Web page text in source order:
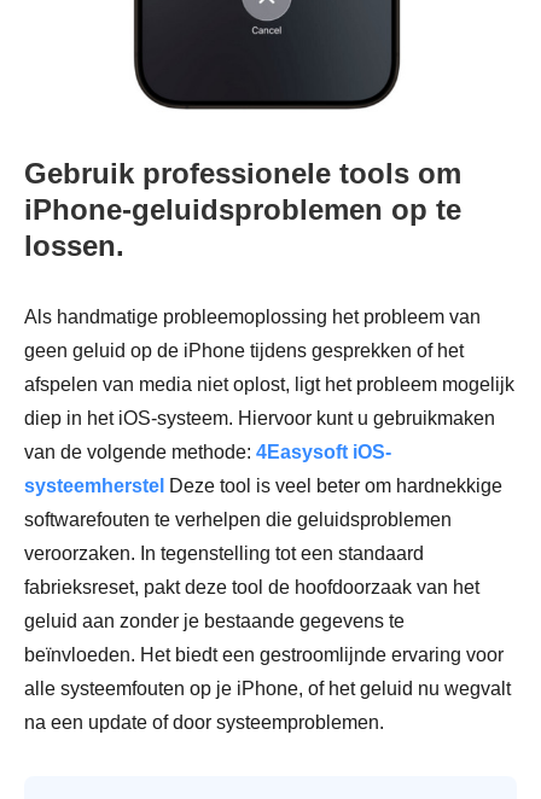
Gebruik professionele tools om
iPhone-geluidsproblemen op te
lossen.
Als handmatige probleemoplossing het probleem van
geen geluid op de iPhone tijdens gesprekken of het
afspelen van media niet oplost, ligt het probleem mogelijk
diep in het iOS-systeem. Hiervoor kunt u gebruikmaken
van de volgende methode: 4Easysoft iOS-
systeemherstel Deze tool is veel beter om hardnekkige
softwarefouten te verhelpen die geluidsproblemen
veroorzaken. In tegenstelling tot een standaard
fabrieksreset, pakt deze tool de hoofdoorzaak van het
geluid aan zonder je bestaande gegevens te
beïnvloeden. Het biedt een gestroomlijnde ervaring voor
alle systeemfouten op je iPhone, of het geluid nu wegvalt
na een update of door systeemproblemen.